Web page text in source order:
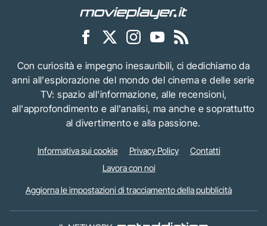
Con curiosità e impegno inesauribili, ci dedichiamo da
anni all'esplorazione del mondo del cinema e delle serie
TV: spazio all'informazione, alle recensioni,
all'approfondimento e all'analisi, ma anche e soprattutto
al divertimento e alla passione.
Informativa sui cookie Privacy Policy
Contatti
Lavora con noi
Aggiorna le impostazioni di tracciamento della pubblicità